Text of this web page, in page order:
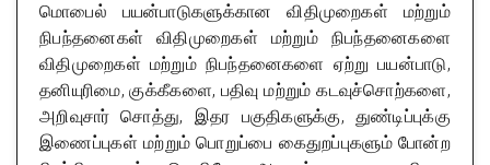
மொபைல் பயன்பாடுகளுக்கான விதிமுறைகள் மற்றும்
நிபந்தனைகள் விதிமுறைகள் மற்றும் நிபந்தனைகளை
விதிமுறைகள் மற்றும் நிபந்தனைகளை ஏற்று பயன்பாடு,
தனியுரிமை, குக்கீகளை, பதிவு மற்றும் கடவுச்சொற்களை,
அறிவுசார் சொத்து, இதர பகுதிகளுக்கு, துண்டிப்புக்கு
இணைப்புகள் மற்றும் பொறுப்பை கைதுறப்புகளும் போன்ற